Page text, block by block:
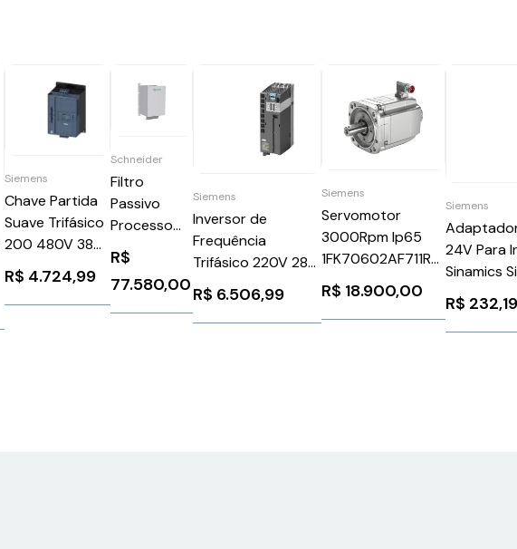
Siemens
Chave Partida
Suave Trifásico
200 480V 38A
24V
3RW52173AC04
Siemens
R$ 4.724,99
Schneider
Filtro
Passivo
Processo
Altivar
P/Invers
Schneider
VW3A46166
R$
77.580,00
Siemens
Inversor de
Frequência
Trifásico 220V 28A
10CV Rfi G120
Siemens
6SL32101PC228AL0
R$ 6.506,99
Siemens
Servomotor
3000Rpm Ip65
1FK70602AF711RA1
Siemens 91180
R$ 18.900,00
Siemens
24V Para
Sinamics
R$